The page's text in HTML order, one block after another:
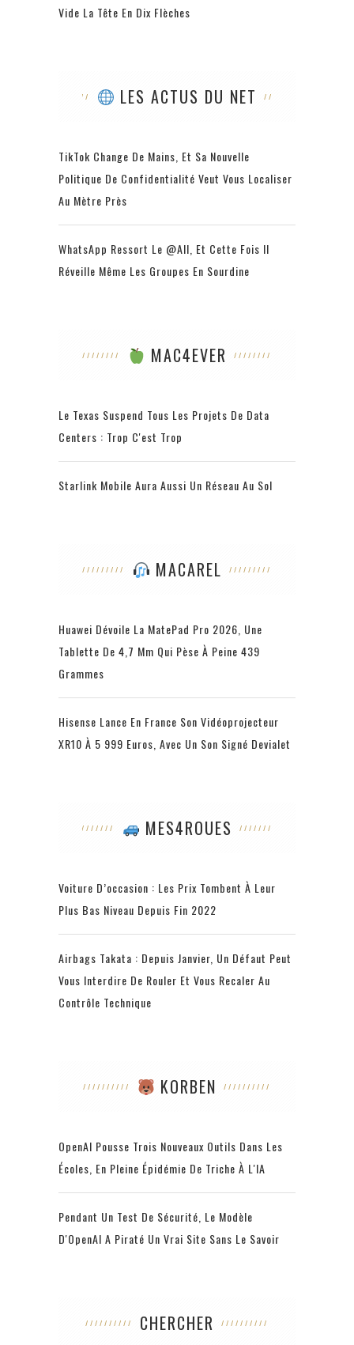
Vide La Tête En Dix Flèches
LES ACTUS DU NET
TikTok Change De Mains, Et Sa Nouvelle
Politique De Confidentialité Veut Vous Localiser
Au Mètre Près
WhatsApp Ressort Le @all, Et Cette Fois Il
Réveille Même Les Groupes En Sourdine
MAC4EVER
Le Texas Suspend Tous Les Projets De Data
Centers : Trop C'est Trop
Starlink Mobile Aura Aussi Un Réseau Au Sol
MACAREL
Huawei Dévoile La MatePad Pro 2026, Une
Tablette De 4,7 Mm Qui Pèse À Peine 439
Grammes
Hisense Lance En France Son Vidéoprojecteur
XR10 À 5 999 Euros, Avec Un Son Signé Devialet
MES4ROUES
Voiture D’occasion : Les Prix Tombent À Leur
Plus Bas Niveau Depuis Fin 2022
Airbags Takata : Depuis Janvier, Un Défaut Peut
Vous Interdire De Rouler Et Vous Recaler Au
Contrôle Technique
KORBEN
OpenAI Pousse Trois Nouveaux Outils Dans Les
Écoles, En Pleine Épidémie De Triche À L'IA
Pendant Un Test De Sécurité, Le Modèle
D'OpenAI A Piraté Un Vrai Site Sans Le Savoir
CHERCHER